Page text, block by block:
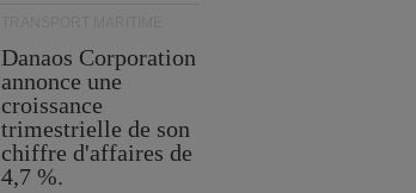
Danaos Corporation
annonce une
croissance
trimestrielle de son
chiffre d'affaires de
4,7 %.